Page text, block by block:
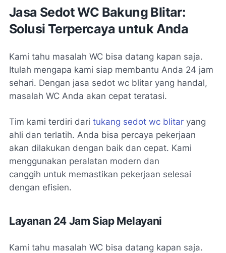
Jasa Sedot WC Bakung Blitar:
Solusi Terpercaya untuk Anda
Kami tahu masalah WC bisa datang kapan saja.
Itulah mengapa kami siap membantu Anda 24 jam
sehari. Dengan jasa sedot wc blitar yang handal,
masalah WC Anda akan cepat teratasi.
Tim kami terdiri dari tukang sedot wc blitar yang
ahli dan terlatih. Anda bisa percaya pekerjaan
akan dilakukan dengan baik dan cepat. Kami
menggunakan peralatan modern dan
canggih untuk memastikan pekerjaan selesai
dengan efisien.
Layanan 24 Jam Siap Melayani
Kami tahu masalah WC bisa datang kapan saja.